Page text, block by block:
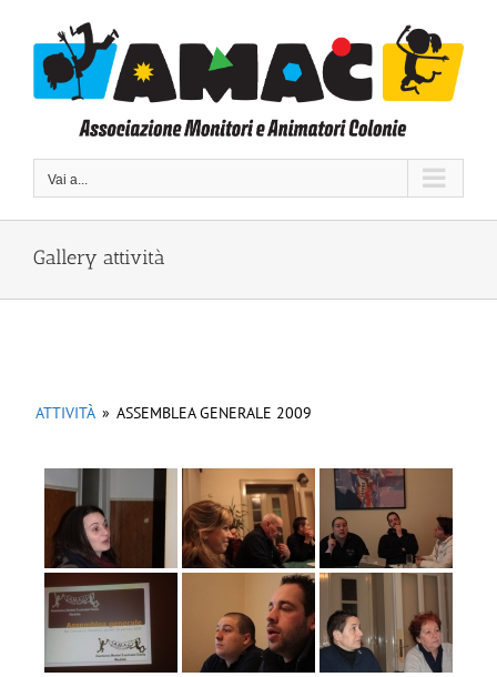
contenuto
Vai a...
Gallery attività
ATTIVITÀ » ASSEMBLEA GENERALE 2009